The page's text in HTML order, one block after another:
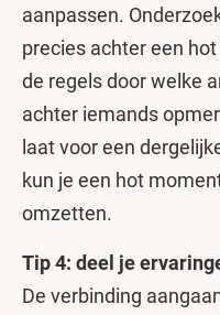
aanpassen.
precies achter een
de regels door welke
achter iemands
laat voor een
kun je een hot
omzetten.
Tip 4: deel je
De verbinding